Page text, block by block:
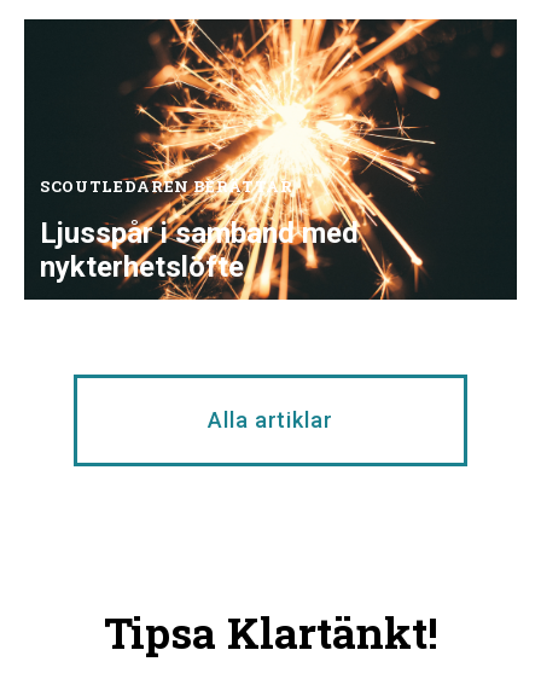
Ljusspår i samband med
nykterhetslöfte
SCOUTLEDAREN BERÄTTAR
Alla artiklar
Tipsa Klartänkt!